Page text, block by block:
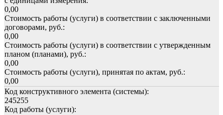
0,00
Стоимость работы (услуги) в соответствии с заключенными
договорами, руб.:
0,00
Стоимость работы (услуги) в соответствии с утвержденным
планом (планами), руб.:
0,00
Стоимость работы (услуги), принятая по актам, руб.:
0,00
Код конструктивного элемента (системы):
245255
Код работы (услуги):